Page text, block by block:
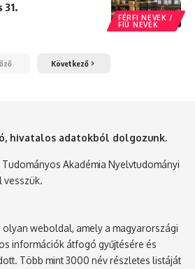
FÉRFI NEVEK /
FIÚ NEVEK
31.
Következő
hivatalos adatokból dolgozunk.
Akadémia Nyelvtudományi
vesszük.
weboldal, amely a magyarországi
információk átfogó gyűjtésére és
Több mint 3000 név részletes listáját